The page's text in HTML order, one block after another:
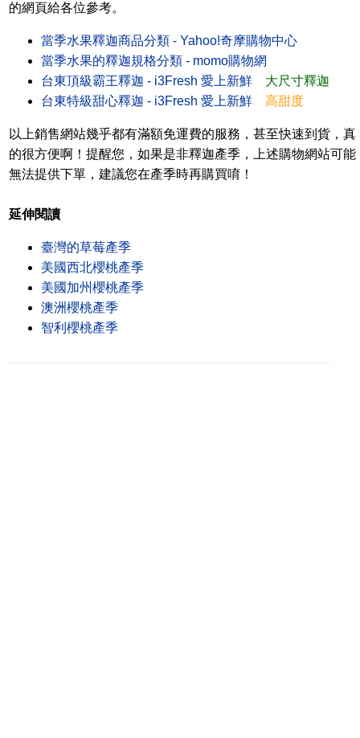
的網頁給各位參考。
當季水果釋迦商品分類 - Yahoo!奇摩購物中心
當季水果的釋迦規格分類 - momo購物網
台東頂級霸王釋迦 - i3Fresh 愛上新鮮
大尺寸釋迦
台東特級甜心釋迦 - i3Fresh 愛上新鮮
高甜度
以上銷售網站幾乎都有滿額免運費的服務，甚至快速到貨，真
的很方便啊！提醒您，如果是非釋迦產季，上述購物網站可能
無法提供下單，建議您在產季時再購買唷！
延伸閱讀
臺灣的草莓產季
美國西北櫻桃產季
美國加州櫻桃產季
澳洲櫻桃產季
智利櫻桃產季